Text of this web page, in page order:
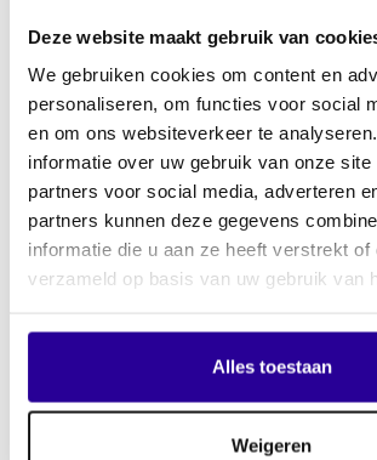
Deze website maakt gebruik van
We gebruiken cookies om content en
personaliseren, om functies voor social
en om ons websiteverkeer te
informatie over uw gebruik van onze site
partners voor social media, adverteren
partners kunnen deze gegevens
informatie die u aan ze heeft verstrekt of
verzameld op basis van uw gebruik van
Alles toestaan
Weigeren
Amsterdam. Toen mijn ouders de drukte
waren, verhuisden we naar Zeeland. Later,
ik in Tilburg gestudeerd hadden en ons
zijn we terugverhuisd naar Zeeland en
IJzendijke. Het was geen moeilijke keuze
naar Zeeuws-Vlaanderen, het is een
wonen. Ik sloot mij aan bij een fietsclubje,
mensen leerde kennen. Die spoorden mij
helpen met het op- en afbouwen van
bij het festival. Na afloop eten en drinken
kletsen we bij over het festival. Dat was
gezellig.”